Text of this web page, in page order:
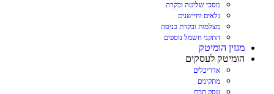
מסכי שליטה ובקרה
גלאים וחיישנים
מצלמות ובקרת כניסה
התקני חשמל נוספים
מגזין הומיטק
הומיטק לעסקים
אדריכלים
מתקינים
עסק חכם